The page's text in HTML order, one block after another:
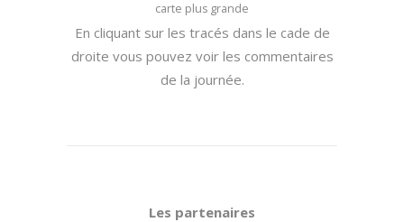
carte plus grande
En cliquant sur les tracés dans le cade de
droite vous pouvez voir les commentaires
de la journée.
Les partenaires